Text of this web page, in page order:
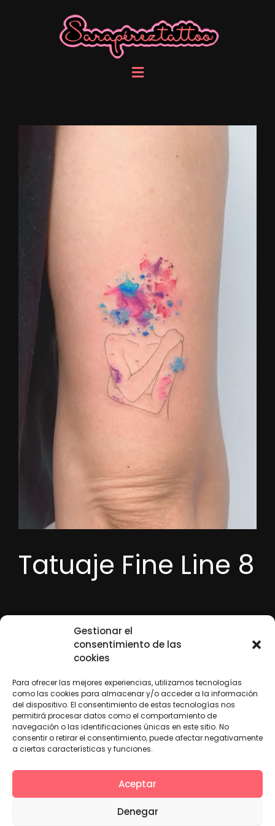
Gestionar el
consentimiento de las
cookies
Para ofrecer las mejores experiencias, utilizamos tecnologías
como las cookies para almacenar y/o acceder a la información
del dispositivo. El consentimiento de estas tecnologías nos
permitirá procesar datos como el comportamiento de
navegación o las identificaciones únicas en este sitio. No
consentir o retirar el consentimiento, puede afectar negativamente
a ciertas características y funciones.
Aceptar
Denegar
Tatuaje Fine Line 8
Accesibilidad
Sara Pérez Tattoo © Desarrollado porSilicon
«Financiado por la Unión Europea – NextGenerationEU. Sin embargo, los
puntos de vista y las opiniones expresadas son únicamente los del autor o
autores y no reflejan necesariamente los de la Unión Europea o la Comisión
Europea. Ni la Unión Europea ni la Comisión Europea pueden ser
consideradas responsables de las mismas»